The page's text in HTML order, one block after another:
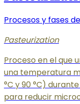
Procesos y fases
Pasteurization
Proceso en el que
una temperatura
°C y 90 °C)
para reducir